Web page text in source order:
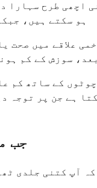
ہو سکتے ہیں،
علاقے میں
سوزش کے کم
کے ساتھ کم
ہے جن پر توجہ
جب
آپ کتنی جلدی